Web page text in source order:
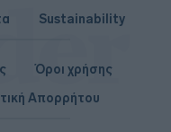
Sustainability
Όροι χρήσης
Απορρήτου